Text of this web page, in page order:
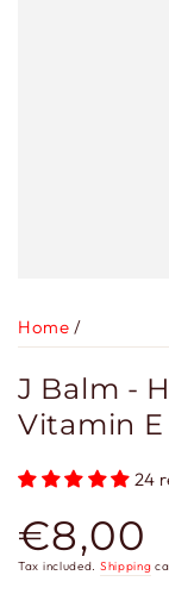
Home /
J Balm -
Vitamin
24
Regular
price
€8,00
Tax included. Shipping